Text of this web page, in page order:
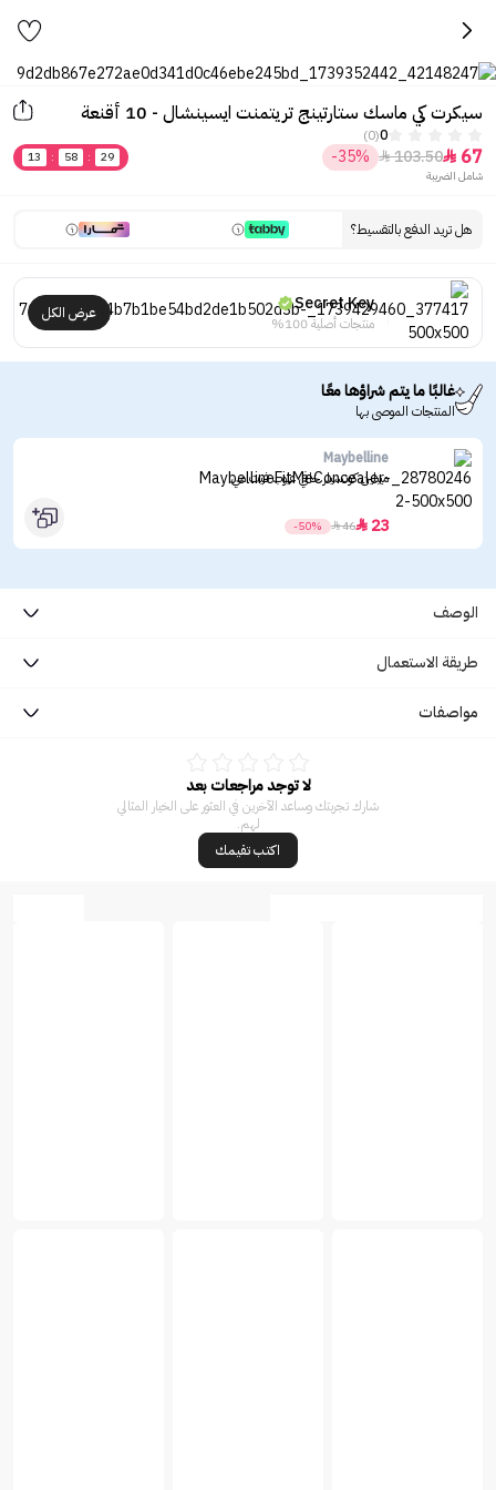
سيكرت كي ماسك ستارتينج تريتمنت ايسينشال - 10 أقنعة
0
(0)
67

103.50

-35%
13 : 58 :
29
شامل الضريبة
هل تريد الدفع بالتقسيط؟
Secret Key
منتجات أصلية 100%
عرض الكل
غالبًا ما يتم شراؤها معًا
المنتجات الموصى بها
Maybelline
ميبلين كونسيلر خافي عيوب فيت مي
23

46

-50%
الوصف
طريقة الاستعمال
مواصفات
لا توجد مراجعات بعد
شارك تجربتك وساعد الآخرين في العثور على الخيار المثالي
لهم.
اكتب تقيمك